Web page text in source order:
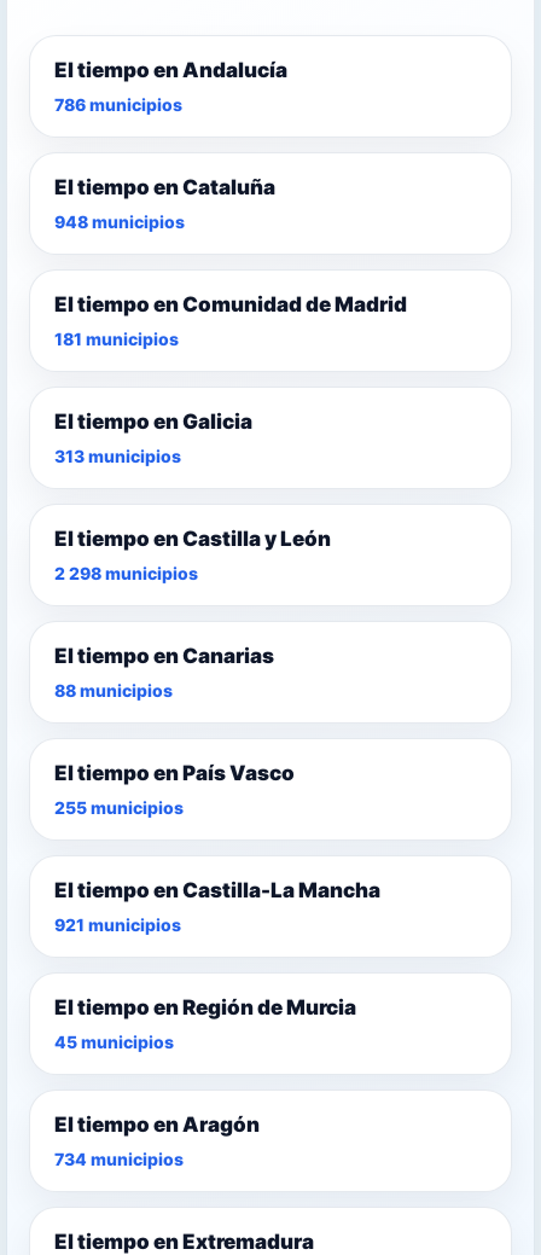
El tiempo en Andalucía
786 municipios
El tiempo en Cataluña
948 municipios
El tiempo en Comunidad de Madrid
181 municipios
El tiempo en Galicia
313 municipios
El tiempo en Castilla y León
2 298 municipios
El tiempo en Canarias
88 municipios
El tiempo en País Vasco
255 municipios
El tiempo en Castilla-La Mancha
921 municipios
El tiempo en Región de Murcia
45 municipios
El tiempo en Aragón
734 municipios
El tiempo en Extremadura